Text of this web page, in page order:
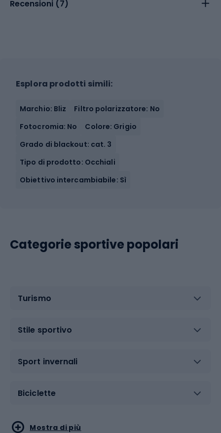
Recensioni (7)
Esplora prodotti simili:
Marchio: Bliz
Filtro polarizzatore: No
Fotocromia: No
Colore: Grigio
Grado di blackout: cat. 3
Tipo di prodotto: Occhiali
Obiettivo intercambiabile: Sì
Categorie sportive popolari
Turismo
Stile sportivo
Sport invernali
Biciclette
Sport acquatici
Sport di arti marziali
Mostra di più